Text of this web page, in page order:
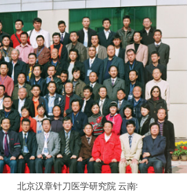
北京汉章针刀医学研究院 云南学术部成立大会